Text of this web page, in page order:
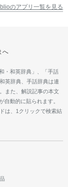
のアプリ一覧を見る
へ
・和英辞典」、「手話
英辞典、手話辞典は連
また、解説記事の本文
自動的に貼られます。
は、1クリックで検索結